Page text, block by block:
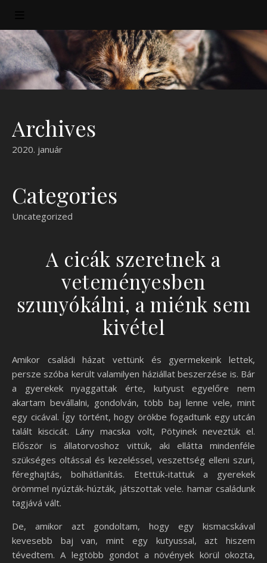
Archives
2020. január
Categories
Uncategorized
A cicák szeretnek a
veteményesben
szunyókálni, a miénk sem
kivétel
Amikor családi házat vettünk és gyermekeink lettek,
persze szóba került valamilyen háziállat beszerzése is. Bár
a gyerekek nyaggattak érte, kutyust egyelőre nem
akartam bevállalni, gondolván, több baj lenne vele, mint
egy cicával. Így történt, hogy örökbe fogadtunk egy utcán
talált kiscicát. Lány macska volt, Pötyinek neveztük el.
Először is állatorvoshoz vittük, aki ellátta mindenféle
szükséges oltással és kezeléssel, veszettség elleni szuri,
féreghajtás, bolhátlanítás. Etettük-itattuk a gyerekek
örömmel nyúzták-húzták, játszottak vele. hamar családunk
tagjává vált.
De, amikor azt gondoltam, hogy egy kismacskával
kevesebb baj van, mint egy kutyussal, azt hiszem
tévedtem. A legtöbb gondot a növények körül okozta,